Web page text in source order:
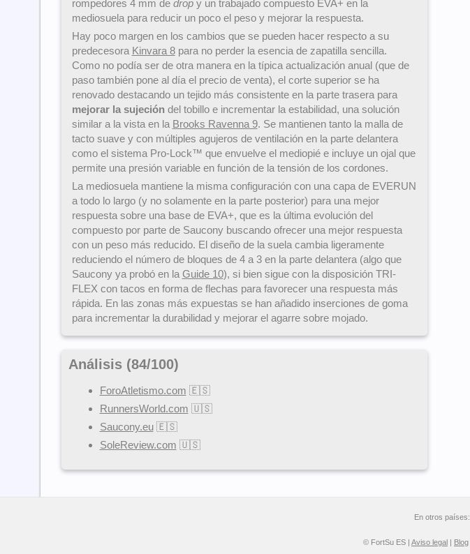
rompedores 4 mm de dropy un trabajado compuesto EVA+ en la
mediosuela para reducir un poco el peso y mejorar la respuesta.
Hay poco margen en los cambios que se pueden hacer respecto a su
predecesora Kinvara 8para no perder la esencia de zapatilla sencilla.
Como no podía ser de otra manera en la típica actualización anual (que de
paso también pone al día el precio de venta), el corte superior se ha
renovado destacando un tejido más consistente en la parte trasera para
mejorar la sujecióndel tobillo e incrementar la estabilidad, una solución
similar a la vista en la Brooks Ravenna 9. Se mantienen tanto la malla de
tacto suave y con múltiples agujeros de ventilación en la parte delantera
como el sistema Pro-Lock™ que envuelve el mediopié e incluye un ojal que
permite una presión variable en función de la tensión de los cordones.
La mediosuela mantiene la misma configuración con una capa de EVERUN
a todo lo largo (y no solamente en la parte posterior) para una mejor
respuesta sobre una base de EVA+, que es la última evolución del
compuesto por parte de Saucony buscando ofrecer una mejor respuesta
con un peso más reducido. El diseño de la suela cambia ligeramente
reduciendo el número de bloques de 4 a 3 en la parte delantera (algo que
Saucony ya probó en la Guide 10), si bien sigue con la disposición TRI-
FLEX con tacos en forma de flechas para favorecer una respuesta más
rápida. En las zonas más expuestas se han añadido inserciones de goma
para incrementar la durabilidad y mejorar el agarre sobre mojado.
Análisis (84/100)
ForoAtletismo.com 🇪🇸
RunnersWorld.com 🇺🇸
Saucony.eu🇪🇸
SoleReview.com 🇺🇸
En otros países:
© FortSu ES | Aviso legal | Blog